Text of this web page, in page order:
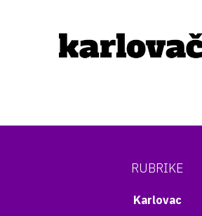
RUBRIKE
Karlovac